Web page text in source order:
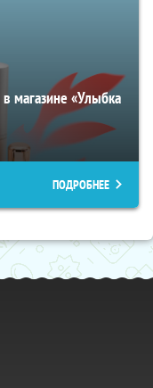
магазине «Улыбка
ПОДРОБНЕЕ